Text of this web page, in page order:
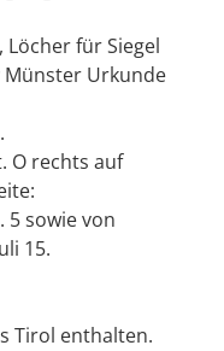
Löcher für Siegel
Urkunde
O rechts auf
5 sowie von
15.
Tirol enthalten.